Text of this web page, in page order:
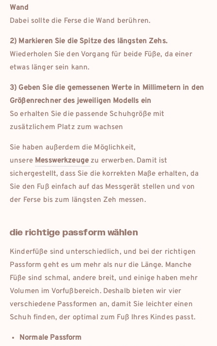
Wand
Dabei sollte die Ferse die Wand berühren.
2) Markieren Sie die Spitze des längsten Zehs.
Wiederholen Sie den Vorgang für beide Füße, da einer
etwas länger sein kann.
3) Geben Sie die gemessenen Werte in Millimetern in den
Größenrechner des jeweiligen Modells ein
So erhalten Sie die passende Schuhgröße mit
zusätzlichem Platz zum wachsen
Sie haben außerdem die Möglichkeit,
unsere Messwerkzeuge zu erwerben. Damit ist
sichergestellt, dass Sie die korrekten Maße erhalten, da
Sie den Fuß einfach auf das Messgerät stellen und von
der Ferse bis zum längsten Zeh messen.
die richtige passform wählen
Kinderfüße sind unterschiedlich, und bei der richtigen
Passform geht es um mehr als nur die Länge. Manche
Füße sind schmal, andere breit, und einige haben mehr
Volumen im Vorfußbereich. Deshalb bieten wir vier
verschiedene Passformen an, damit Sie leichter einen
Schuh finden, der optimal zum Fuß Ihres Kindes passt.
Normale Passform